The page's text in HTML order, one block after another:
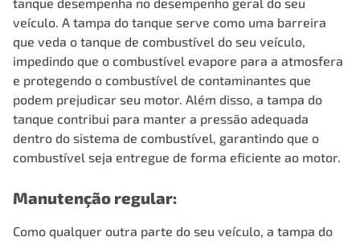
veículo. A tampa do tanque serve como uma barreira
que veda o tanque de combustível do seu veículo,
impedindo que o combustível evapore para a atmosfera
e protegendo o combustível de contaminantes que
podem prejudicar seu motor. Além disso, a tampa do
tanque contribui para manter a pressão adequada
dentro do sistema de combustível, garantindo que o
combustível seja entregue de forma eficiente ao motor.
Manutenção regular:
Como qualquer outra parte do seu veículo, a tampa do